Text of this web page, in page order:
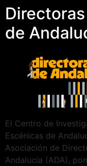
de
El Centro de
Escénicas de
Asociación de
Andalucía (ADA),